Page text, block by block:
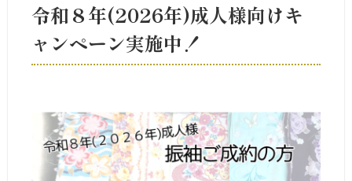
令和８年(2026年)成人様向けキ
ャンペーン実施中！